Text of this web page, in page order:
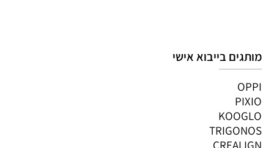
מותגים בייבוא אישי
OPPI
PIXIO
KOOGLO
TRIGONOS
CREALIGN